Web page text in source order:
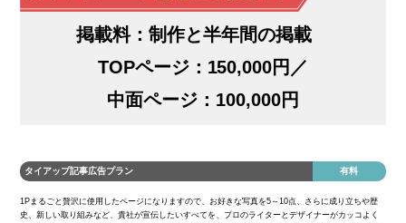
掲載料：制作と半年間の掲載
TOPページ：150,000円／
中面ページ：100,000円
タイアップ記事広告プラン 有料
1Pまるごと贅沢に使用したページになりますので、お好きな写真を5～10点、さらに成り立ちや歴
史、新しい取り組みなど、貴社が宣伝したいすべてを、プロのライターとデザイナーがカッコよく